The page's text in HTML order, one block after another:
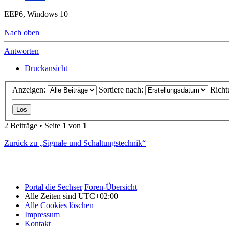
EEP6, Windows 10
Nach oben
Antworten
Druckansicht
Anzeigen: Sortiere nach:
2 Beiträge • Seite 1 von 1
Zurück zu „Signale und Schaltungstechnik“
Portal die Sechser Foren-Übersicht
Alle Zeiten sind UTC+02:00
Alle Cookies löschen
Impressum
Kontakt